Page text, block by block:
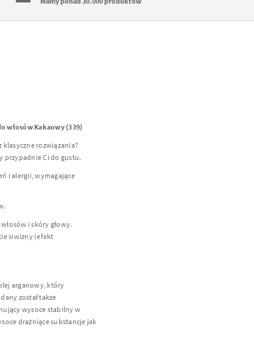
włosów Kakaowy (339)
klasyczne rozwiązania?
przypadnie Ci do gustu.
i alergii, wymagające
i skóry głowy.
siwizny (efekt
arganowy, który
został także
wysoce stabilny w
drażniące substancje jak